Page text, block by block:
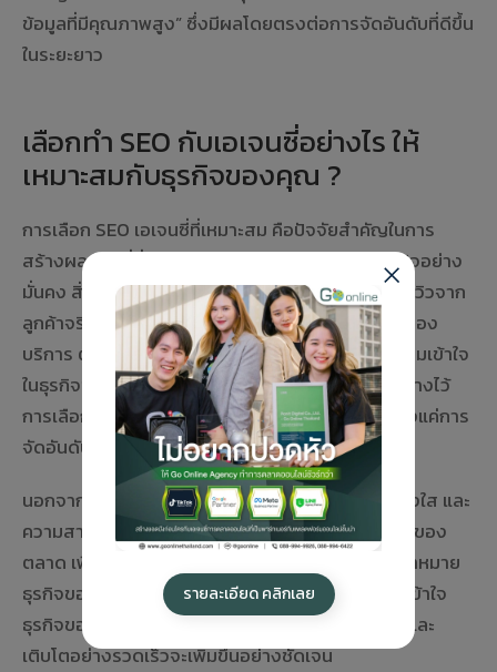
ข้อมูลที่มีคุณภาพสูง” ซึ่งมีผลโดยตรงต่อการจัดอันดับที่ดีขึ้น
ในระยะยาว
เลือกทำ SEO กับเอเจนซี่อย่างไร ให้
เหมาะสมกับธุรกิจของคุณ ?
การเลือก SEO เอเจนซี่ที่เหมาะสม คือปัจจัยสำคัญในการ
สร้างผลลัพธ์ที่ยั่งยืนและส่งเสริมการเติบโตของธุรกิจอย่าง
มั่นคง สิ่งแรกที่ควรพิจารณาคือผลงานที่ผ่านมาและรีวิวจาก
ลูกค้าจริง เพื่อให้มั่นใจในความน่าเชื่อถือและคุณภาพของ
บริการ ต่อมาคือการพูดคุยกับทีมงาน เพื่อประเมินความเข้าใจ
ในธุรกิจของคุณ รวมถึงแนวคิดและกลยุทธ์ที่เอเจนซี่วางไว้
การเลือกเอเจนซี่ที่มุ่งเน้นผลลัพธ์ทางธุรกิจ ไม่ใช่เพียงแค่การ
จัดอันดับบนหน้าค้นหา ถือเป็นหัวใจสำคัญ
นอกจากนี้ ควรพิจารณารูปแบบการรายงานผลที่โปร่งใส และ
ความสามารถในการปรับกลยุทธ์ตามการเปลี่ยนแปลงของ
ตลาด เพื่อให้การทำ SEO สอดคล้องและตอบโจทย์เป้าหมาย
ธุรกิจของคุณได้อย่างแท้จริง เมื่อคุณมีพาร์ทเนอร์ที่เข้าใจ
ธุรกิจของคุณอย่างลึกซึ้ง โอกาสประสบความสำเร็จและ
เติบโตอย่างรวดเร็วจะเพิ่มขึ้นอย่างชัดเจน
รายละเอียด คลิกเลย